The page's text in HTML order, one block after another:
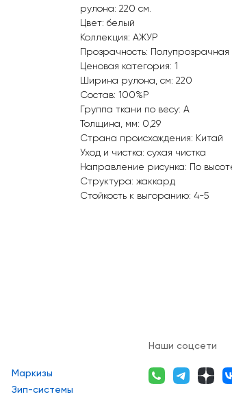
рулона: 220 см.
Цвет: белый
Коллекция: АЖУР
Прозрачность: Полупрозрачная
Ценовая категория: 1
Ширина рулона, см: 220
Состав: 100%P
Группа ткани по весу: A
Толщина, мм: 0,29
Страна происхождения: Китай
Уход и чистка: сухая чистка
Направление рисунка: По
Структура: жаккард
Стойкость к выгоранию: 4-5
Наши соцсети
Зип-системы
Маркизы